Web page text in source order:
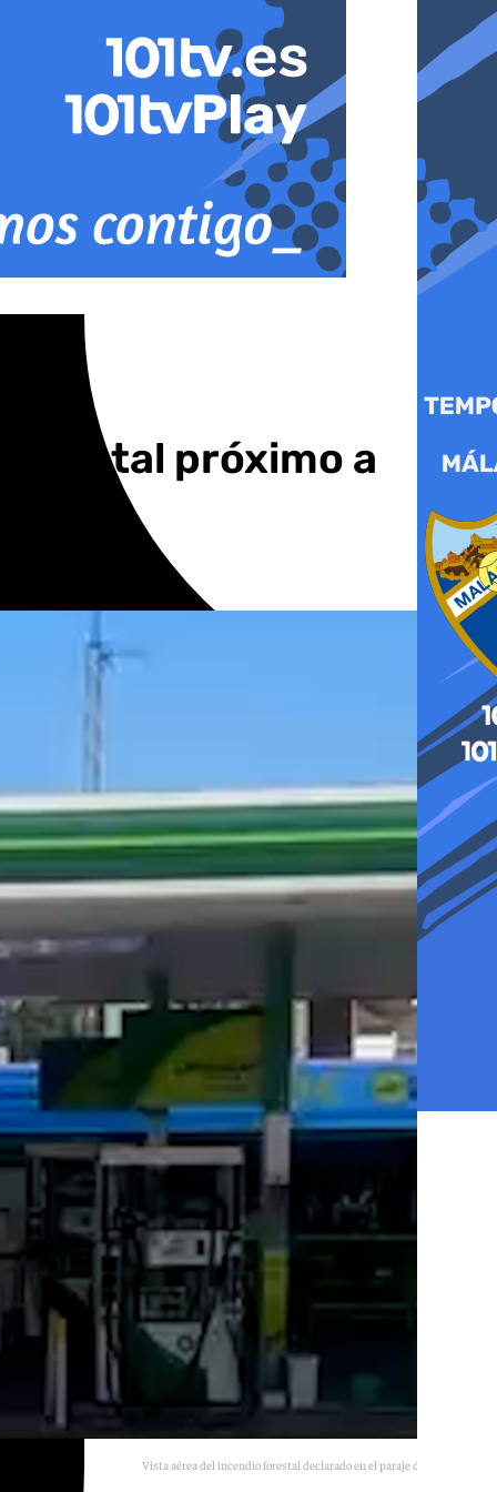
próximo a
Vista aérea del incendio forestal declarado en el paraje de Los Abades.